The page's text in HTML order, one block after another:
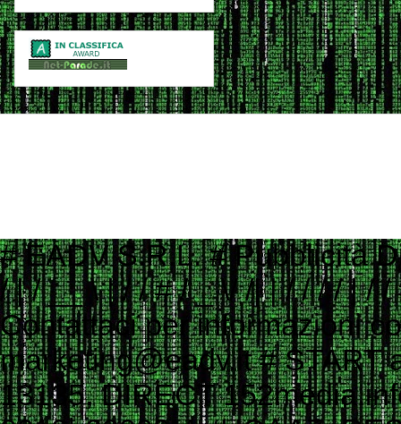
# EADV S.R.L. # Pubblicità Digitale e Programmatic Advertising # ___ ____ _ __ # ___ / | / __ \ | / / # / _ \/ /| | / / / / | / / # / __/ ___ |/ /_/ /| |/ / # \___/_/ |_/_____/ |___/ # # Contattaci per informazioni commerciali # Website: www.eadv.it # Email: marketing@eadv.it # START ads.txt - vocidallastrada.org - 2023-10-18 14:39:45 eadv.it, 13135, DIRECT 152media.info, 152M10, RESELLER 33across.com, 0010b00002MptHCAAZ, RESELLER, bbea06d9c4d2853c 33across.com, 0010b00002T3JniAAF, RESELLER, bbea06d9c4d2853c 33across.com, 0010b00002cGp2AAAS, RESELLER, bbea06d9c4d2853c 33across.com, 0013300001kQj2HAAS, RESELLER, bbea06d9c4d2853c 33across.com, 0015a00002oUk4aAAC, RESELLER, bbea06d9c4d2853c 33across.com, 0015a00003DKg9ZAAT, RESELLER, bbea06d9c4d2853c ad.plus, 352349, RESELLER adagio.io, 1294, RESELLER adcolony.com, 496220845654deec, RESELLER, 1ad675c9de6b5176 adform.com, 1226, RESELLER adform.com, 1819, RESELLER, 9f5210a2f0999e32 adform.com, 1889, RESELLER adform.com, 1943, RESELLER adform.com, 2110, RESELLER adform.com, 2112, RESELLER adform.com, 2437, RESELLER, 9f5210a2f0999e32 adform.com, 2464, RESELLER, 9f5210a2f0999e32 adform.com, 3027, RESELLER adform.com, 622, RESELLER adipolo.com, 617128b0fe110c0ddd7603b4, RESELLER admanmedia.com, 43, RESELLER admixer.net, b6d49994-83c5-4ff9-aa8a-c9eb99d1bc8c, RESELLER adsinteractive.hu, 258, RESELLER adswizz.com, consumable, RESELLER adswizz.com, entravision, RESELLER adswizz.com, targetspot, RESELLER adtech.com, 4687, RESELLER adtelligent.com, 537714, RESELLER advertising.com, 14832, RESELLER advertising.com, 21483, RESELLER advertising.com, 23089, RESELLER advertising.com, 28246, RESELLER advertising.com, 28305, RESELLER advertising.com, 28335, RESELLER, e1a5b5b6e3255540 advertising.com, 6814, RESELLER advertising.com, 7574, RESELLER adyoulike.com, 83d15ef72d387a1e60e5a1399a2b0c03, RESELLER adyoulike.com, b3e21aeb2e950aa59e5e8cc1b6dd6f8e, RESELLER, 4ad745ead2958bf7 adyoulike.com, b4bf4fdd9b0b915f746f6747ff432bde, RESELLER, 4ad745ead2958bf7 ampliffy.com, 5037, RESELLER amxrtb.com, 105199548, RESELLER aniview.com, 5e82edf1634339243920a8e5, RESELLER, 78b21b97965ec3f8 aniview.com, 5ef4bc022e79664d2b473869, RESELLER, 78b21b97965ec3f8 aol.com, 27093, RESELLER aol.com, 46658, RESELLER aol.com, 58905, RESELLER, e1a5b5b6e3255540 aolcloud.net, 4687, RESELLER appads.in, 107606, RESELLER appnexus.com, 10040, RESELLER, f5ab79cb980f11d1 appnexus.com, 10200, RESELLER, f5ab79cb980f11d1 appnexus.com, 10239, RESELLER, f5ab79cb980f11d1 appnexus.com, 10371, RESELLER, f5ab79cb980f11d1 appnexus.com, 11470, RESELLER appnexus.com, 11487, RESELLER, f5ab79cb980f11d1 appnexus.com, 11664, RESELLER, f5ab79cb980f11d1 appnexus.com, 11786, RESELLER, f5ab79cb980f11d1 appnexus.com, 11924, RESELLER, f5ab79cb980f11d1 appnexus.com, 12223, RESELLER, f5ab79cb980f11d1 appnexus.com, 12290, RESELLER, f5ab79cb980f11d1 appnexus.com, 12637, RESELLER, f5ab79cb980f11d1 appnexus.com, 13044, RESELLER, f5ab79cb980f11d1 appnexus.com, 13099, RESELLER, f5ab79cb980f11d1 appnexus.com, 13381, RESELLER, f5ab79cb980f11d1 appnexus.com, 1356, RESELLER, f5ab79cb980f11d1 appnexus.com, 1360, RESELLER, f5ab79cb980f11d1 appnexus.com, 13701, RESELLER, f5ab79cb980f11d1 appnexus.com, 14077, RESELLER appnexus.com, 14416, RESELLER,